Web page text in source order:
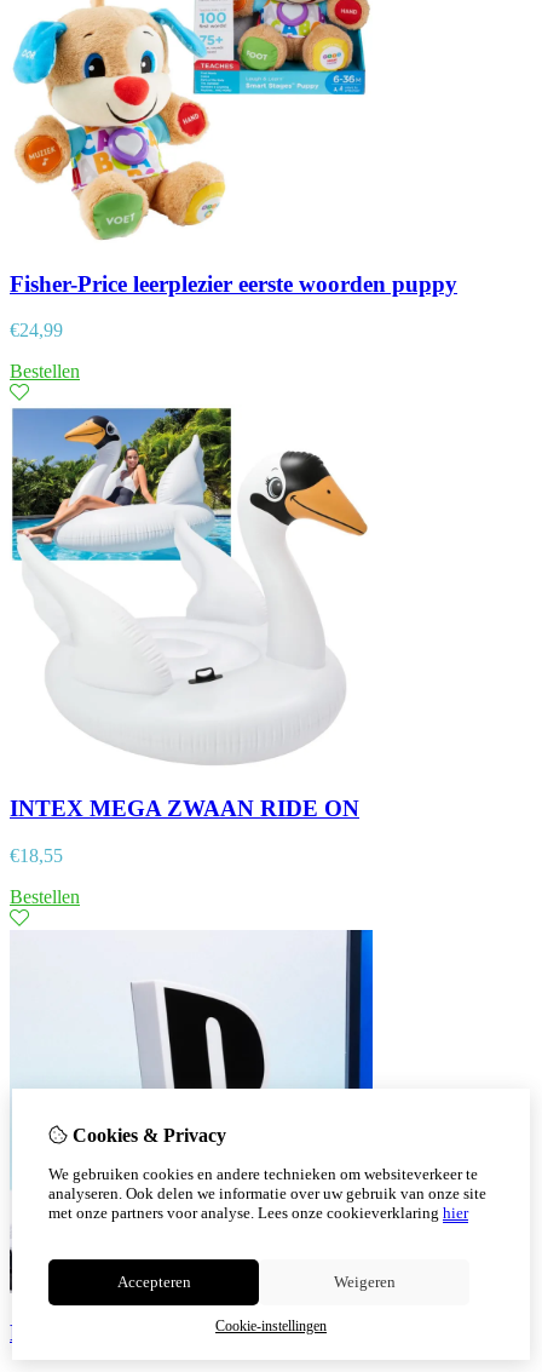
Fisher-Price leerplezier eerste woorden puppy
€24,99
Bestellen
INTEX MEGA ZWAAN RIDE ON
€18,55
Bestellen
Paladone PlayStation Logo Lamp
Cookies & Privacy
We gebruiken cookies en andere technieken om websiteverkeer te
analyseren. Ook delen we informatie over uw gebruik van onze site
met onze partners voor analyse. Lees onze cookieverklaring hier
Accepteren Weigeren
Cookie-instellingen